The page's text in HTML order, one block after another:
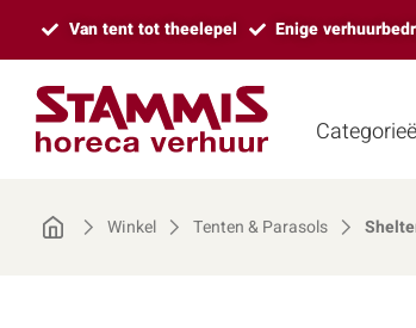
Van tent tot theelepel Enige
Winkel Tenten & Parasols